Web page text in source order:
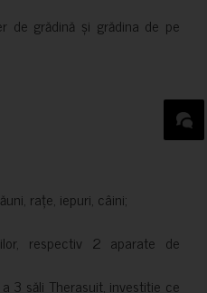
de grădină și grădina de pe
rațe, iepuri, câini;
respectiv 2 aparate de
3 săli Therasuit, investiție ce